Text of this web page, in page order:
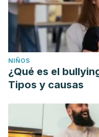
NIÑOS
¿Qué es el
Tipos y causas